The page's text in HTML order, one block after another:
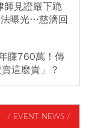
師見證嚴下跪
曝光…慈濟回
賺760萬！傳
這麼貴」？
/ EVENT NEWS /